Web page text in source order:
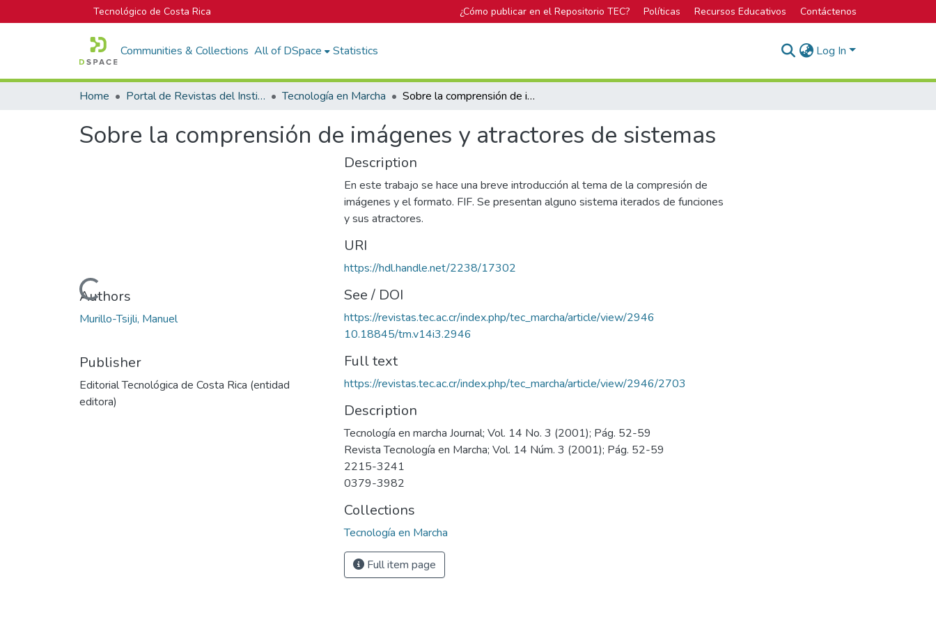
Tecnológico de Costa Rica ¿Cómo publicar en el Repositorio TEC? Políticas Recursos Educativos Contáctenos
Communities & Collections All of DSpace Statistics Log In
Home Portal de Revistas del Instituto Tecnológico de Costa Rica Tecnología en Marcha Sobre la comprensión de imágenes y atractores de sistemas
Sobre la comprensión de imágenes y atractores de sistemas
Loading...
Authors
Murillo-Tsijli, Manuel
Publisher
Editorial Tecnológica de Costa Rica (entidad
editora)
Description
En este trabajo se hace una breve introducción al tema de la compresión de
imágenes y el formato. FIF. Se presentan alguno sistema iterados de funciones
y sus atractores.
URI
https://hdl.handle.net/2238/17302
See / DOI
https://revistas.tec.ac.cr/index.php/tec_marcha/article/view/2946
10.18845/tm.v14i3.2946
Full text
https://revistas.tec.ac.cr/index.php/tec_marcha/article/view/2946/2703
Description
Tecnología en marcha Journal; Vol. 14 No. 3 (2001); Pág. 52-59
Revista Tecnología en Marcha; Vol. 14 Núm. 3 (2001); Pág. 52-59
2215-3241
0379-3982
Collections
Tecnología en Marcha
Full item page